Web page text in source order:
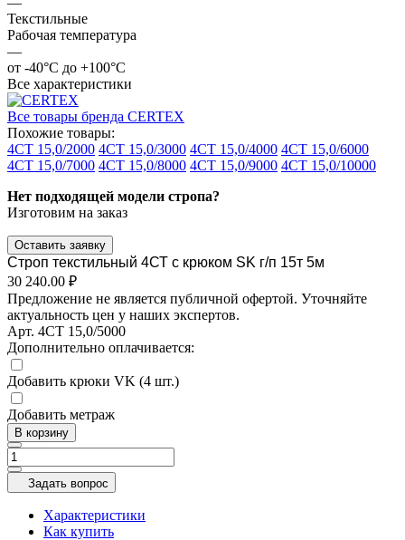
Текстильные
Рабочая температура
—
от -40°C до +100°C
Все характеристики
Все товары бренда CERTEX
Похожие товары:
4СТ 15,0/2000 4СТ 15,0/3000 4СТ 15,0/4000 4СТ 15,0/6000
4СТ 15,0/7000 4СТ 15,0/8000 4СТ 15,0/9000 4СТ 15,0/10000
Нет подходящей модели стропа?
Изготовим на заказ
Оставить заявку
Строп текстильный 4СТ с крюком SK г/п 15т 5м
30 240.00 ₽
Предложение не является публичной офертой. Уточняйте
актуальность цен у наших экспертов.
Арт. 4СТ 15,0/5000
Дополнительно оплачивается:
Добавить крюки VK (4 шт.)
Добавить метраж
В корзину
Задать вопрос
Характеристики
Как купить